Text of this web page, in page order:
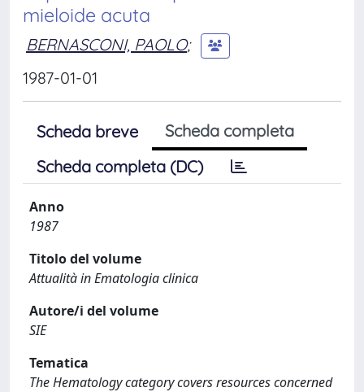
mieloide acuta
BERNASCONI, PAOLO;
1987-01-01
Scheda breve
Scheda completa
Scheda completa (DC)
Anno
1987
Titolo del volume
Attualità in Ematologia clinica
Autore/i del volume
SIE
Tematica
The Hematology category covers resources concerned